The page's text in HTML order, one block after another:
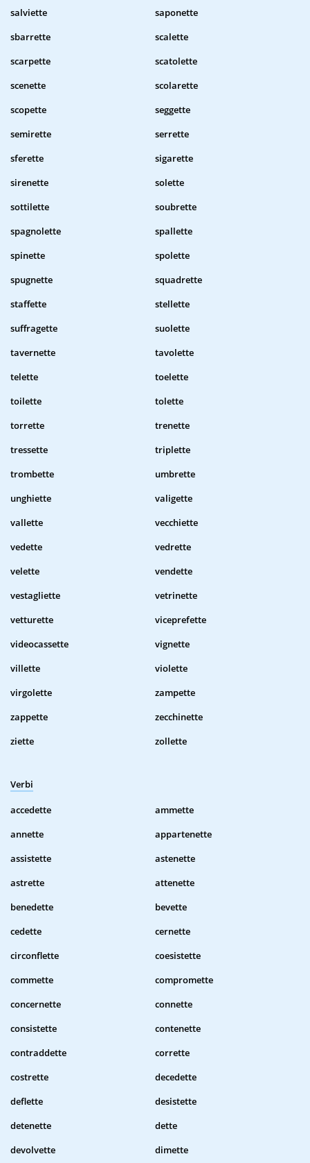
salviette
saponette
sbarrette
scalette
scarpette
scatolette
scenette
scolarette
scopette
seggette
semirette
serrette
sferette
sigarette
sirenette
solette
sottilette
soubrette
spagnolette
spallette
spinette
spolette
spugnette
squadrette
staffette
stellette
suffragette
suolette
tavernette
tavolette
telette
toelette
toilette
tolette
torrette
trenette
tressette
triplette
trombette
umbrette
unghiette
valigette
vallette
vecchiette
vedette
vedrette
velette
vendette
vestagliette
vetrinette
vetturette
viceprefette
videocassette
vignette
villette
violette
virgolette
zampette
zappette
zecchinette
ziette
zollette
Verbi
accedette
ammette
annette
appartenette
assistette
astenette
astrette
attenette
benedette
bevette
cedette
cernette
circonflette
coesistette
commette
compromette
concernette
connette
consistette
contenette
contraddette
corrette
costrette
decedette
deflette
desistette
detenette
dette
devolvette
dimette